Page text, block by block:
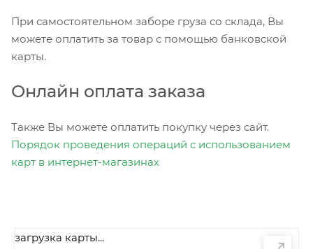
При самостоятельном заборе груза со склада, Вы
можете оплатить за товар с помощью банковской
карты.
Онлайн оплата заказа
Также Вы можете оплатить покупку через сайт.
Порядок проведения операций с использованием
карт в интернет-магазинах
загрузка карты...